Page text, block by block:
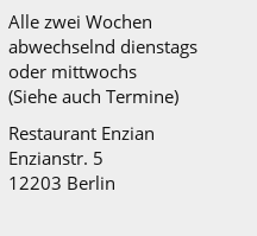
Alle zwei Wochen
abwechselnd dienstags
oder mittwochs
(Siehe auch Termine)
Restaurant Enzian
Enzianstr. 5
12203 Berlin